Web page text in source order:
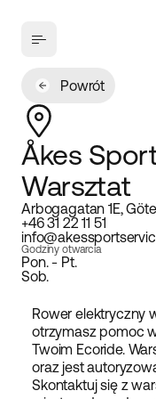
Powrót
Åkes
Warsztat
Arbogagatan 1E,
+46 31 22 11 51
Godziny otwarcia
Pon. - Pt.
Sob.
Rower elektryczny
otrzymasz pomoc
Twoim Ecoride.
oraz jest
Skontaktuj się z